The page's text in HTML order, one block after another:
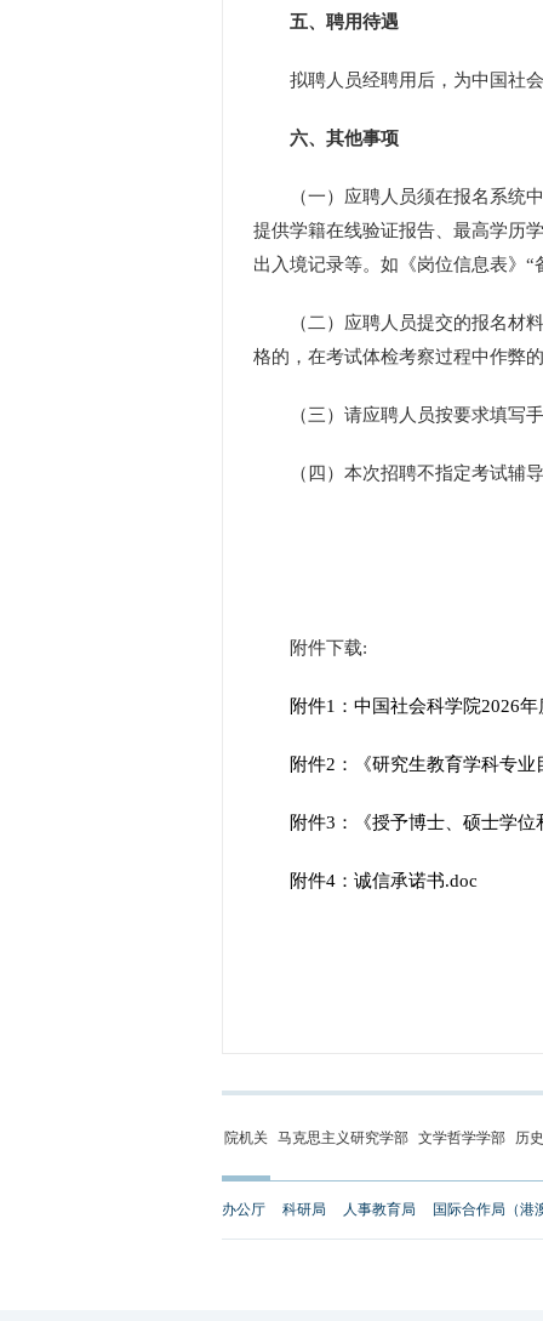
五、聘用待遇
拟聘人员经聘用后，为中国社会
六、其他事项
（一）应聘人员须在报名系统中
提供学籍在线验证报告、最高学历
出入境记录等。如《岗位信息表》
（二）应聘人员提交的报名材料
格的，在考试体检考察过程中作弊
（三）请应聘人员按要求填写手
（四）本次招聘不指定考试辅导
附件下载:
附件1：中国社会科学院2026
附件2：《研究生教育学科专
附件3：《授予博士、硕士学
附件4：诚信承诺书.doc
院机关 马克思主义研究学部 文学哲学学部 历
办公厅 科研局 人事教育局 国际合作局（港